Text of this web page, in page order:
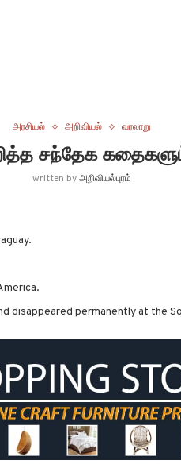
அரசியல் அறிவியல் வரலாறு
சந்தேக
written byஅறிவியல்புரம்
disappeared permanently at the